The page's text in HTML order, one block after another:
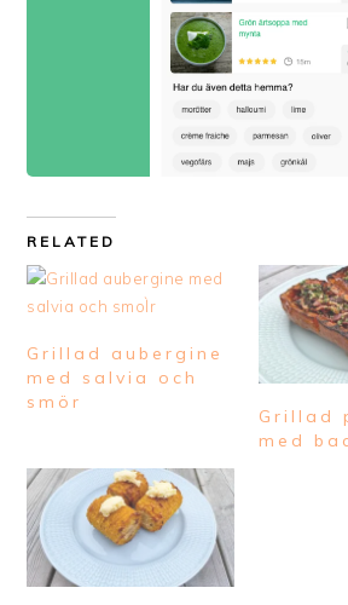
RELATED
Grillad aubergine
med salvia och
smör
Grillad
med